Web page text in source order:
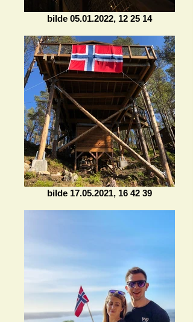
bilde 05.01.2022, 12 25 14
bilde 17.05.2021, 16 42 39